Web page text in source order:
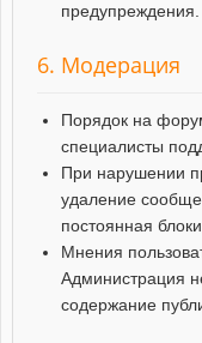
предупреждения.
6. Модерация
Порядок на
специалисты
При нарушении
удаление
постоянная
Мнения
Администрация
содержание